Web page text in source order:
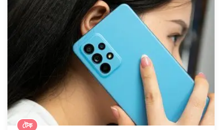
টেক